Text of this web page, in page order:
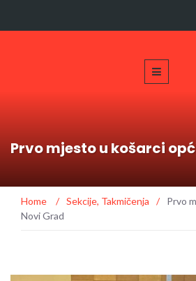
Prvo mjesto u košarci
Home / Sekcije, Takmičenja /
Prvo
Novi Grad